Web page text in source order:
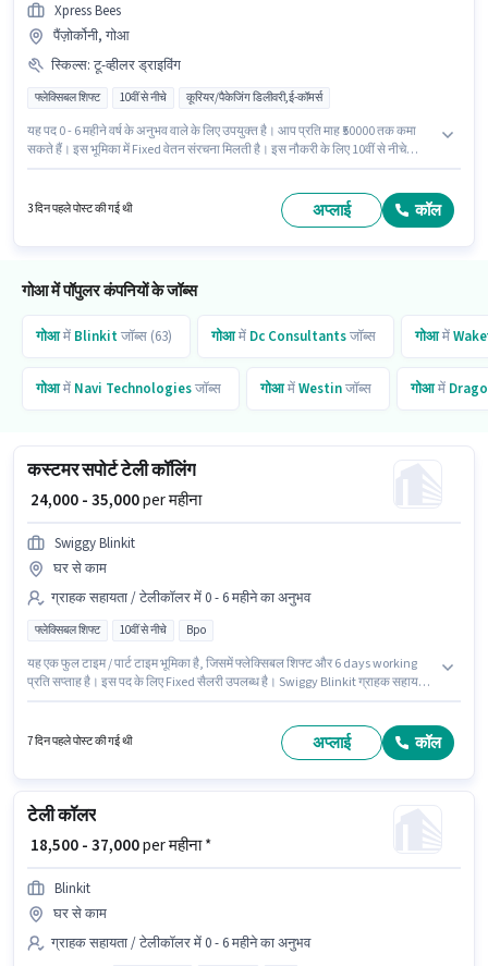
Xpress Bees
पैंज़ोर्कोनी, गोआ
स्किल्स: टू-व्हीलर ड्राइविंग
फ्लेक्सिबल शिफ्ट 10वीं से नीचे कूरियर/पैकेजिंग डिलीवरी,ई-कॉमर्स
यह पद 0 - 6 महीने वर्ष के अनुभव वाले के लिए उपयुक्त है। आप प्रति माह ₹50000 तक कमा
सकते हैं। इस भूमिका में Fixed वेतन संरचना मिलती है। इस नौकरी के लिए 10वीं से नीचे
working प्रति सप्ताह है। इस भूमिका के लिए आवेदक के पास टू-व्हीलर ड्राइविंग जैसी
3 दिन पहले पोस्ट की गई थी अप्लाई कॉल
गोआ में पॉपुलर कंपनियों के जॉब्स
गोआमें Blinkitजॉब्स (63) गोआमें Dc Consultantsजॉब्स गोआमें
गोआमें Navi Technologiesजॉब्स गोआमेंWestinजॉब्स गोआमें
कस्टमर सपोर्ट टेली कॉलिंग
₹ 24,000 - 35,000per महीना
Swiggy Blinkit
घर से काम
ग्राहक सहायता / टेलीकॉलर में 0 - 6 महीने का अनुभव
फ्लेक्सिबल शिफ्ट 10वीं से नीचे Bpo
यह एक फुल टाइम / पार्ट टाइम भूमिका है, जिसमें फ्लेक्सिबल शिफ्ट और 6 days working
प्रति सप्ताह है। इस पद के लिए Fixed सैलरी उपलब्ध है। Swiggy Blinkit ग्राहक सहायता
नीचे योग्यता वाले उम्मीदवार इस भूमिका के लिए उपयुक्त हैं।
7 दिन पहले पोस्ट की गई थी अप्लाई कॉल
टेली कॉलर
₹ 18,500 - 37,000per महीना *
Blinkit
घर से काम
ग्राहक सहायता / टेलीकॉलर में 0 - 6 महीने का अनुभव